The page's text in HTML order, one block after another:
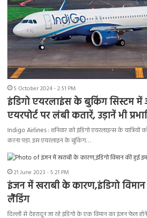
5 October 2024 - 2:51 PM
इंडिगो एयरलाइंस के बुकिंग सिस्टम
एयरपोर्ट पर लंबी कतारें, उड़ानें भी
Indigo Airlines : शनिवार को इंडिगो एयरलाइन्स के यात्रियों
करना पड़ा. इस एयरलाइन के बुकिंग…
21 June 2023 - 5:21 PM
इंजन में खराबी के कारण,इंडिगो
लैंडिंग
दिल्ली से देहरादून जा रहे इंडिगो के एक विमान का इंजन फेल